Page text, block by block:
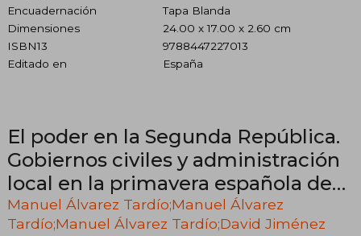
Encuadernación
Tapa Blanda
Dimensiones
24.00 x 17.00 x 2.60 cm
ISBN13
9788447227013
Editado en
España
El poder en la Segunda República.
Gobiernos civiles y administración
local en la primavera española de
1936
Manuel Álvarez Tardío;Manuel Álvarez
Tardío;Manuel Álvarez Tardío;David Jiménez